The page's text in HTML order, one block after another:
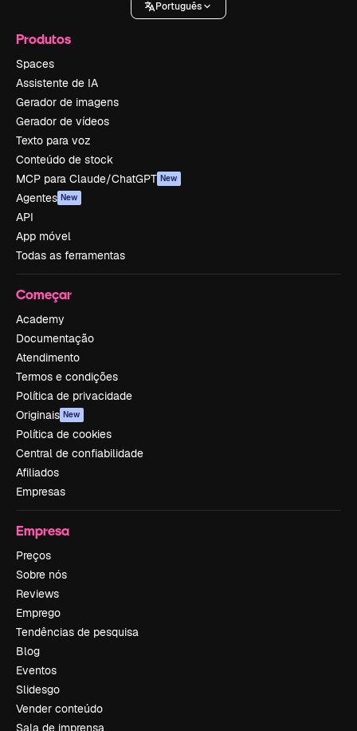
Português
Produtos
Spaces
Assistente de IA
Gerador de imagens
Gerador de vídeos
Texto para voz
Conteúdo de stock
MCP para Claude/ChatGPT New
Agentes New
API
App móvel
Todas as ferramentas
Começar
Academy
Documentação
Atendimento
Termos e condições
Política de privacidade
Originais New
Política de cookies
Central de confiabilidade
Afiliados
Empresas
Empresa
Preços
Sobre nós
Reviews
Emprego
Tendências de pesquisa
Blog
Eventos
Slidesgo
Vender conteúdo
Sala de imprensa